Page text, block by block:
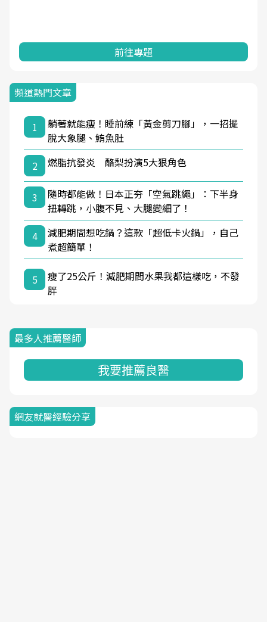
前往專題
頻道熱門文章
1
躺著就能瘦！睡前練「黃金剪刀腳」，一招擺
脫大象腿、鮪魚肚
2
燃脂抗發炎 酪梨扮演5大狠角色
3
隨時都能做！日本正夯「空氣跳繩」：下半身
扭轉跳，小腹不見、大腿變細了！
4
減肥期間想吃鍋？這款「超低卡火鍋」，自己
煮超簡單！
5
瘦了25公斤！減肥期間水果我都這樣吃，不發
胖
最多人推薦醫師
我要推薦良醫
網友就醫經驗分享